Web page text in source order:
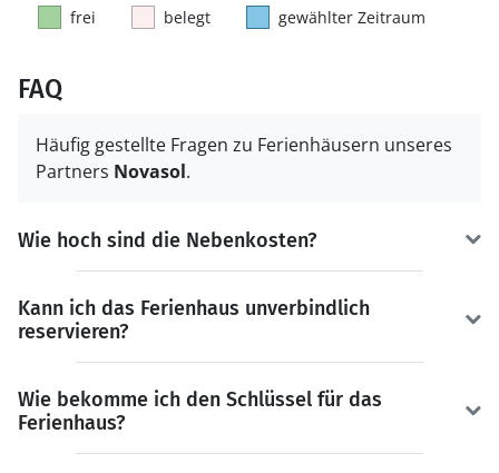
frei belegt gewählter Zeitraum
FAQ
Häufig gestellte Fragen zu Ferienhäusern unseres
Partners Novasol.
Wie hoch sind die Nebenkosten?
Kann ich das Ferienhaus unverbindlich
reservieren?
Wie bekomme ich den Schlüssel für das
Ferienhaus?